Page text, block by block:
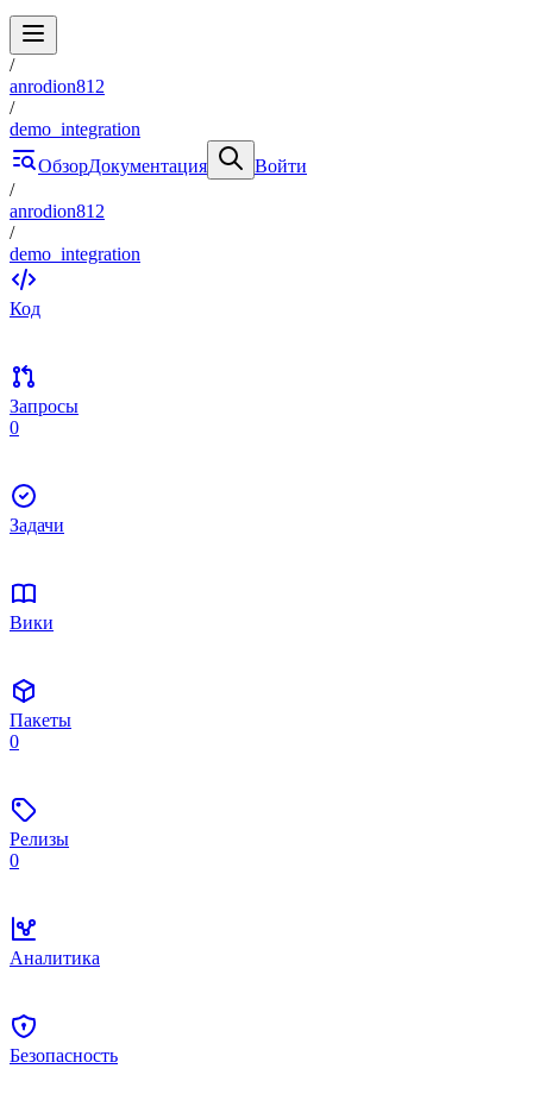
/
anrodion812
/
demo_integration
ОбзорДокументация
Войти
/
anrodion812
/
demo_integration
Код
Запросы
0
Задачи
Вики
Пакеты
0
Релизы
0
Аналитика
Безопасность